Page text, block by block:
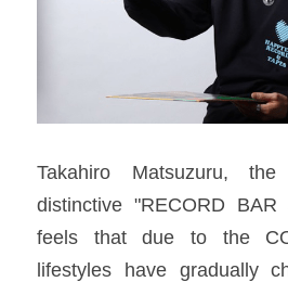
​​Takahiro Matsuzuru,
distinctive "RECORD
feels that due to the
lifestyles have gradually